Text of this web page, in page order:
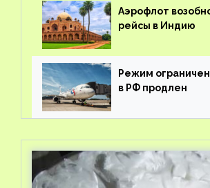
Аэрофлот
рейсы в Индию
Режим
в РФ продлен